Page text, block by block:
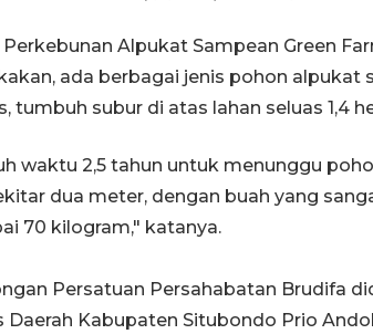
Alpukat Sampean Green
ada berbagai jenis pohon alpukat
tumbuh subur di atas lahan seluas 1,4
waktu 2,5 tahun untuk menunggu
dua meter, dengan buah yang
70 kilogram," katanya.
Persatuan Persahabatan Brudifa
Daerah Kabupaten Situbondo Prio